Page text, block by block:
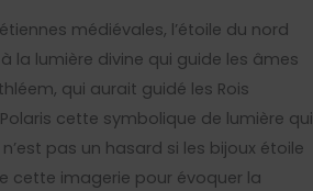
médiévales, l’étoile du nord
la lumière divine qui guide les âmes
qui aurait guidé les Rois
cette symbolique de lumière qui
pas un hasard si les bijoux étoile
cette imagerie pour évoquer la